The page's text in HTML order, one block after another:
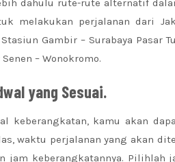
dahulu rute-rute alternatif
melakukan perjalanan dari
Gambir – Surabaya Pasar
– Wonokromo.
yang Sesuai.
keberangkatan, kamu akan
waktu perjalanan yang akan
jam keberangkatannya.